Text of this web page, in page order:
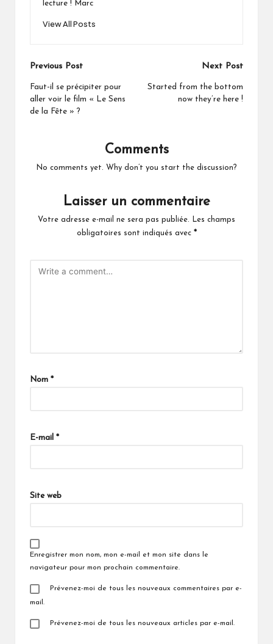
lecture ! Marc
View All Posts
Post
navigation
Previous Post
Faut-il se précipiter pour
aller voir le film « Le Sens
de la Fête » ?
Next Post
Started from the bottom
now they’re here !
Comments
No comments yet. Why don’t you start the discussion?
Laisser un commentaire
Votre adresse e-mail ne sera pas publiée.
Les champs
obligatoires sont indiqués avec *
Nom *
E-mail *
Site web
Enregistrer mon nom, mon e-mail et mon site dans le
navigateur pour mon prochain commentaire.
Prévenez-moi de tous les nouveaux commentaires par e-
mail.
Prévenez-moi de tous les nouveaux articles par e-mail.